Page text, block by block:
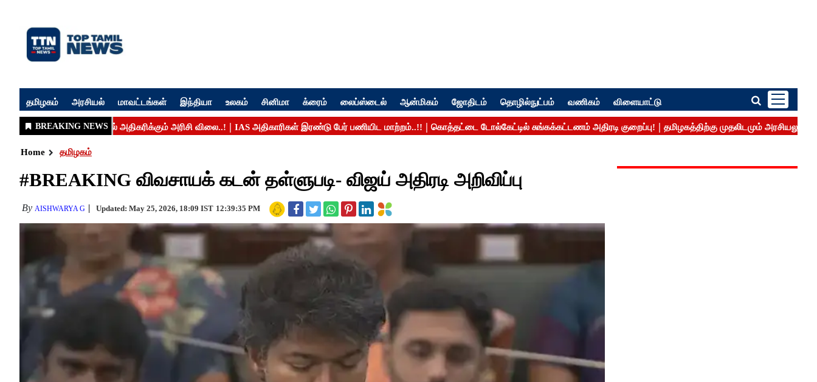
தமிழகம் அரசியல் மாவட்டங்கள் இந்தியா உலகம் சினிமா க்ரைம் லைப்ஸ்டைல் ஆன்மிகம் ஜோதிடம் தொழில்நுட்பம் வணிகம் விளையாட்டு
Home தமிழகம்
#BREAKING விவசாயக் கடன் தள்ளுபடி- விஜய் அதிரடி அறிவிப்பு
By AISHWARYA G Updated: May 25, 2026, 18:09 IST 12:39:35 PM